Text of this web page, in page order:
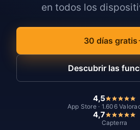
en todos los
30 días gratis
Descubrir las
4,5
App Store · 1.606
4,7
Capterra